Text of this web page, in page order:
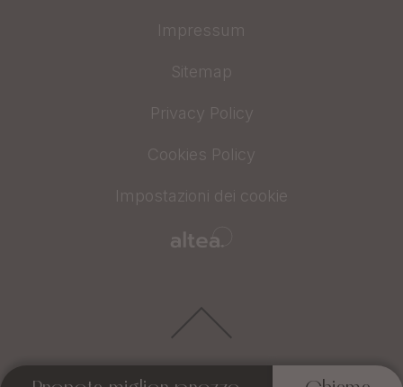
Impressum
Sitemap
Privacy Policy
Cookies Policy
Impostazioni dei cookie